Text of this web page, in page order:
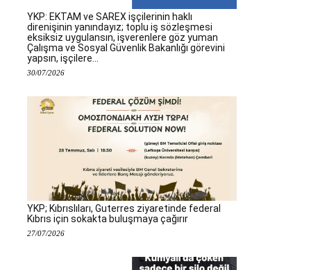
YKP: EKTAM ve SAREX işçilerinin haklı
direnişinin yanındayız; toplu iş sözleşmesi
eksiksiz uygulansın, işverenlere göz yuman
Çalışma ve Sosyal Güvenlik Bakanlığı görevini
yapsın, işçilere...
30/07/2026
YKP; Kıbrıslıları, Guterres ziyaretinde federal
Kıbrıs için sokakta buluşmaya çağırır
27/07/2026